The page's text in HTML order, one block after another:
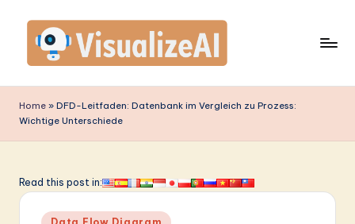
content
is
u
li
Home » DFD-Leitfaden: Datenbank im Vergleich zu Prozess:
Wichtige Unterschiede
Read this post in:
Posted